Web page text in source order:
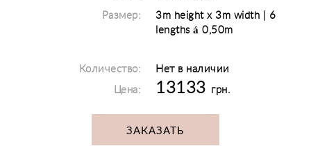
Размер:
3m height x 3m width | 6
lengths á 0,50m
Количество:
Нет в наличии
Цена:
13133 грн.
ЗАКАЗАТЬ